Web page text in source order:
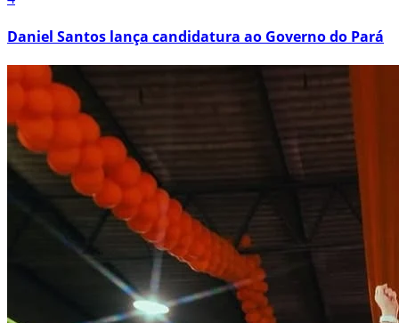
Daniel Santos lança candidatura ao Governo do Pará